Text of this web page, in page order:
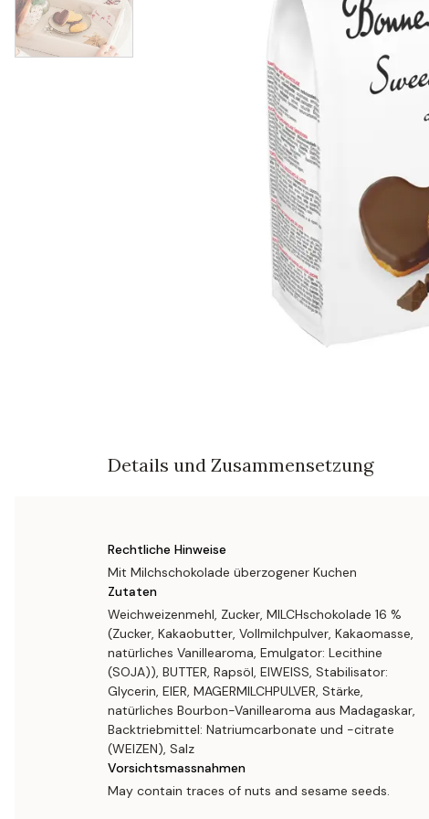
Details und Zusammensetzung
Rechtliche Hinweise
Mit Milchschokolade überzogener Kuchen
Zutaten
Weichweizenmehl, Zucker, MILCHschokolade 16 %
(Zucker, Kakaobutter, Vollmilchpulver, Kakaomasse,
natürliches Vanillearoma, Emulgator: Lecithine
(SOJA)), BUTTER, Rapsöl, EIWEISS, Stabilisator:
Glycerin, EIER, MAGERMILCHPULVER, Stärke,
natürliches Bourbon-Vanillearoma aus Madagaskar,
Backtriebmittel: Natriumcarbonate und -citrate
(WEIZEN), Salz
Vorsichtsmassnahmen
May contain traces of nuts and sesame seeds.